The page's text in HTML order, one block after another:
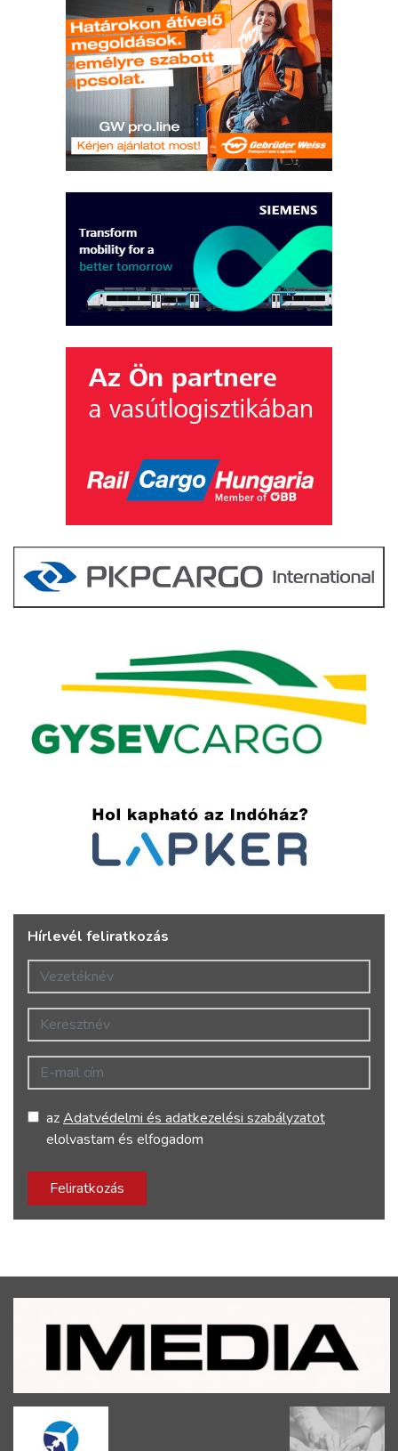
Hírlevél feliratkozás
Vezetéknév
Keresztnév
E-mail cím
azAdatvédelmi és adatkezelési szabályzatot
elolvastam és elfogadom
Feliratkozás